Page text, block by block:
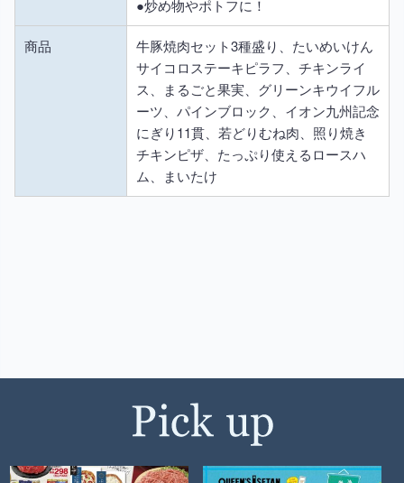
●炒め物やポトフに！
商品
牛豚焼肉セット3種盛り、たいめいけん
サイコロステーキピラフ、チキンライ
ス、まるごと果実、グリーンキウイフル
ーツ、パインブロック、イオン九州記念
にぎり11貫、若どりむね肉、照り焼き
チキンピザ、たっぷり使えるロースハ
ム、まいたけ